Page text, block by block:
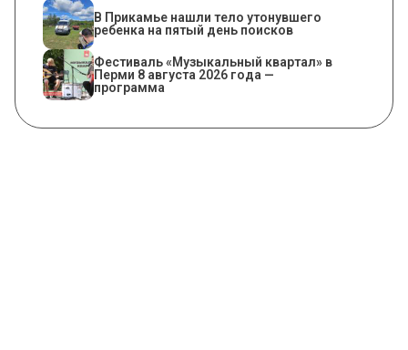
В Прикамье нашли тело утонувшего
ребенка на пятый день поисков
Фестиваль «Музыкальный квартал» в
Перми 8 августа 2026 года —
программа